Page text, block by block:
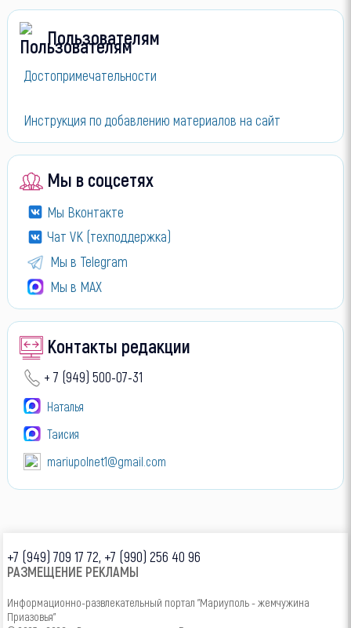
Пользователям
Достопримечательности
Инструкция по добавлению материалов на сайт
Мы в соцсетях
Мы Вконтакте
Чат VK (техподдержка)
Мы в Telegram
Мы в МАХ
Контакты редакции
+ 7 (949) 500-07-31
Наталья
Таисия
mariupolnet1@gmail.com
+7 (949) 709 17 72, +7 (990) 256 40 96
РАЗМЕЩЕНИЕ РЕКЛАМЫ
Информационно-развлекательный портал "Мариуполь - жемчужина
Приазовья"